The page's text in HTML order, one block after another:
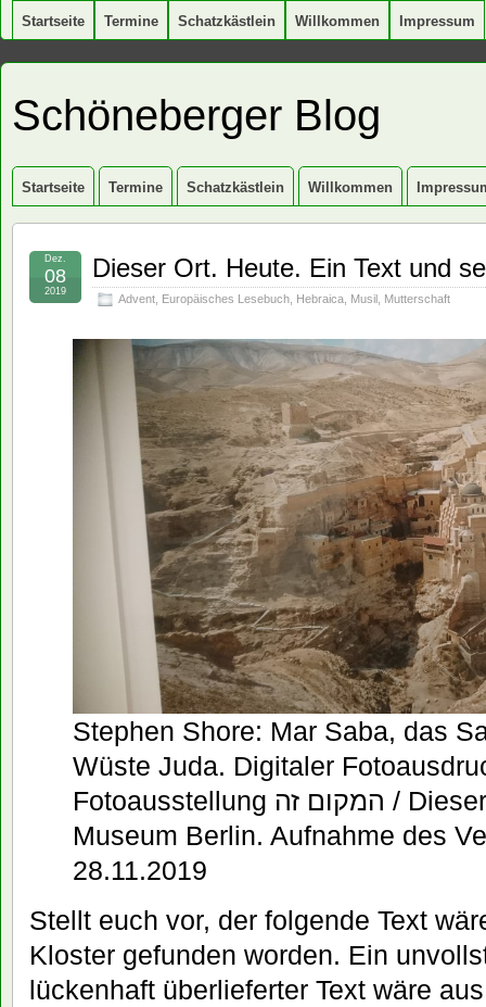
Startseite Termine Schatzkästlein Willkommen Impressum
Schöneberger Blog
Startseite Termine Schatzkästlein Willkommen
Dieser Ort. Heute. Ein Text und
Advent Europäisches Lesebuch Hebraica Musil Mutterschaft
Dez.
08
2019
Stephen Shore: Mar Saba, das
Wüste Juda. Digitaler
Fotoausstellung המקום זה / Dieser Ort, Jüdisches
Museum Berlin. Aufnahme des
28.11.2019
Stellt euch vor, der folgende Text
Kloster gefunden worden. Ein
lückenhaft überlieferter Text wäre